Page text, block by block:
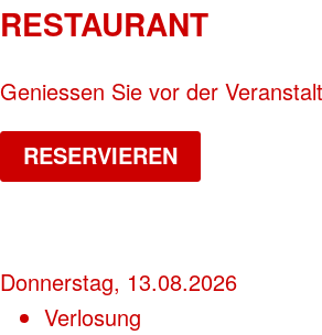
RESTAURANT
Geniessen Sie vor der
RESERVIEREN
Donnerstag, 13.08.2026
Verlosung